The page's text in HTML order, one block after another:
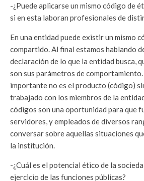
-¿Puede aplicarse un mismo código de
si en esta laboran profesionales de
En una entidad puede existir un mismo
compartido. Al final estamos hablando
declaración de lo que la entidad busca,
son sus parámetros de comportamiento.
importante no es el producto (código)
trabajado con los miembros de la
códigos son una oportunidad para que
servidores, y empleados de diversos
conversar sobre aquellas situaciones
la institución.
-¿Cuál es el potencial ético de la
ejercicio de las funciones públicas?